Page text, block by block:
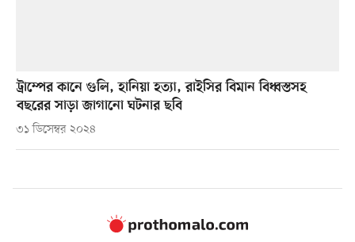
ট্রাম্পের কানে গুলি, হানিয়া হত্যা, রাইসির বিমান বিধ্বস্তসহ
বছরের সাড়া জাগানো ঘটনার ছবি
৩১ ডিসেম্বর ২০২৪